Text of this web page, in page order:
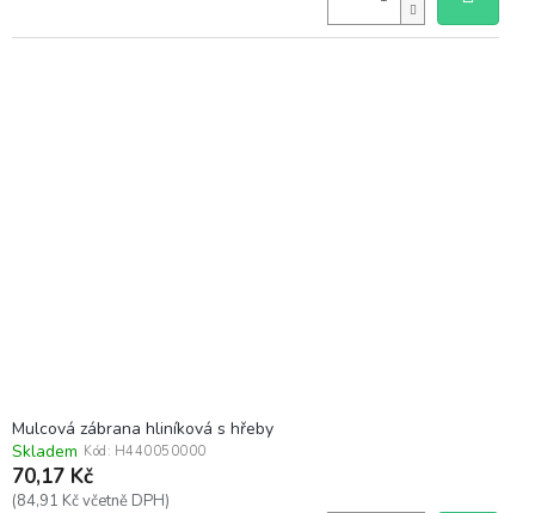
Mulcová zábrana hliníková s hřeby
Skladem Kód: H440050000
70,17 Kč
(84,91 Kč včetně DPH)